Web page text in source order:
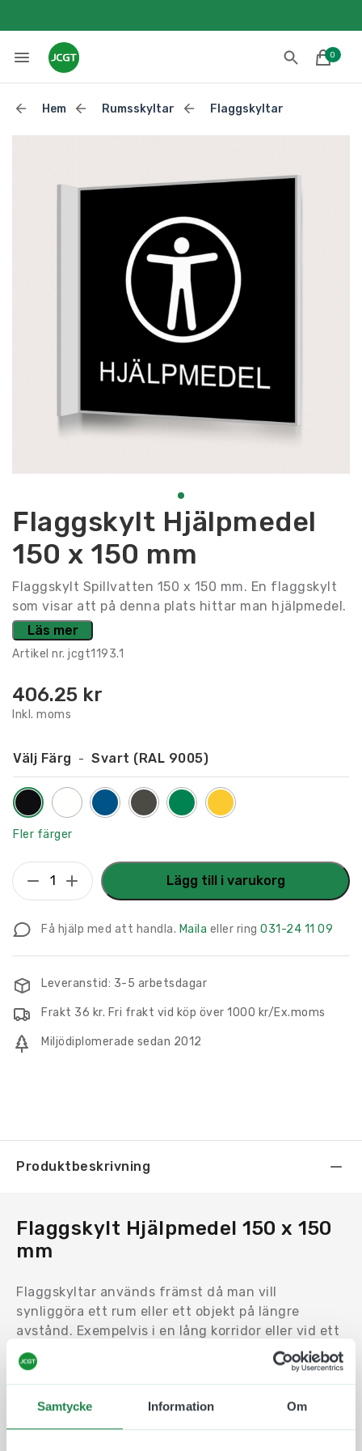
Samtycke Information Om
0
Hem Rumsskyltar Flaggskyltar
Flaggskylt Hjälpmedel
150 x 150 mm
Flaggskylt Spillvatten 150 x 150 mm. En flaggskylt
som visar att på denna plats hittar man hjälpmedel.
Läs mer
Artikel nr. jcgt1193.1
406.25 kr
Inkl. moms
Välj Färg Svart (RAL 9005)
Fler färger
Flaggskylt
Hjälpmedel
x
150
mm
Lägg till i varukorg
Få hjälp med att handla. Maila eller ring 031-24 11 09
Leveranstid: 3-5 arbetsdagar
Frakt 36 kr. Fri frakt vid köp över 1000 kr/Ex.moms
Miljödiplomerade sedan 2012
Produktbeskrivning
Flaggskylt Hjälpmedel 150 x 150
mm
Flaggskyltar används främst då man vill
synliggöra ett rum eller ett objekt på längre
avstånd. Exempelvis i en lång korridor eller vid ett
hörn.
Motivet trycks på en en Uv-beständig och icke
reflektiv plast som fästs på båda sidor av